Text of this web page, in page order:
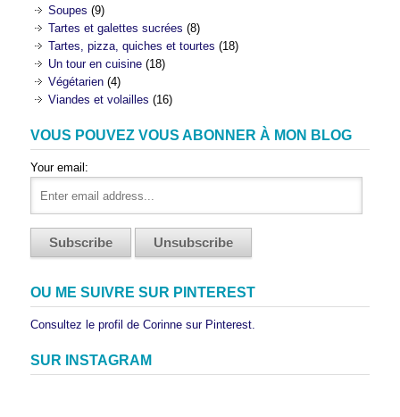
Soupes (9)
Tartes et galettes sucrées (8)
Tartes, pizza, quiches et tourtes (18)
Un tour en cuisine (18)
Végétarien (4)
Viandes et volailles (16)
VOUS POUVEZ VOUS ABONNER À MON BLOG
Your email:
OU ME SUIVRE SUR PINTEREST
Consultez le profil de Corinne sur Pinterest.
SUR INSTAGRAM